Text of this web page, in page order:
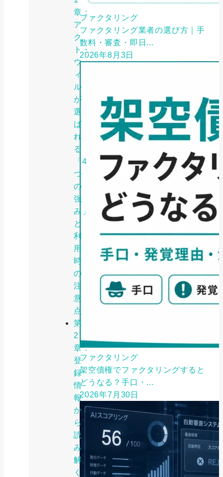
章：
ア
ク
ト・
ウ
ィ
ル
が
選
ば
れ
る
「4
つ
の
強
み」
と
利
用
時
の
注
意
点
第
2
章：
登
録
情
報
か
ら
読
み
解
く
ファクタリング
ファクタリング業者の選び方｜手
数料・審査・即日...
2026年8月3日
ファクタリング
架空債権でファクタリングすると
どうなる？手口・...
2026年7月30日